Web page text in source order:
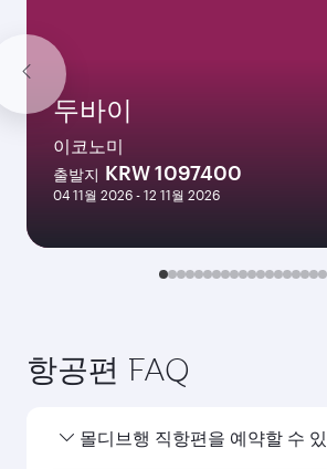
두바이
이코노미
출발지 KRW 1097400
04 11월 2026 - 12 11월 2026
항공편 FAQ
몰디브행 직항편을 예약할 수